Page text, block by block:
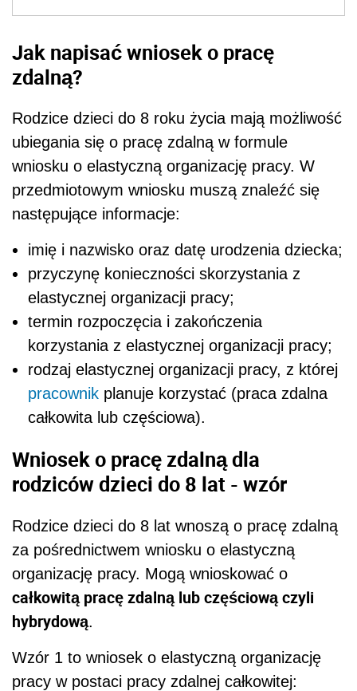
Jak napisać wniosek o pracę
zdalną?
Rodzice dzieci do 8 roku życia mają możliwość
ubiegania się o pracę zdalną w formule
wniosku o elastyczną organizację pracy. W
przedmiotowym wniosku muszą znaleźć się
następujące informacje:
imię i nazwisko oraz datę urodzenia dziecka;
przyczynę konieczności skorzystania z
elastycznej organizacji pracy;
termin rozpoczęcia i zakończenia
korzystania z elastycznej organizacji pracy;
rodzaj elastycznej organizacji pracy, z której
pracownik planuje korzystać (praca zdalna
całkowita lub częściowa).
Wniosek o pracę zdalną dla
rodziców dzieci do 8 lat - wzór
Rodzice dzieci do 8 lat wnoszą o pracę zdalną
za pośrednictwem wniosku o elastyczną
organizację pracy. Mogą wnioskować o
całkowitą pracę zdalną lub częściową czyli
hybrydową.
Wzór 1 to wniosek o elastyczną organizację
pracy w postaci pracy zdalnej całkowitej: